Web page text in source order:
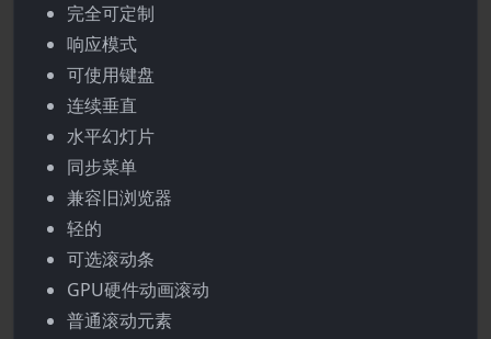
完全可定制
响应模式
可使用键盘
连续垂直
水平幻灯片
同步菜单
兼容旧浏览器
轻的
可选滚动条
GPU硬件动画滚动
普通滚动元素